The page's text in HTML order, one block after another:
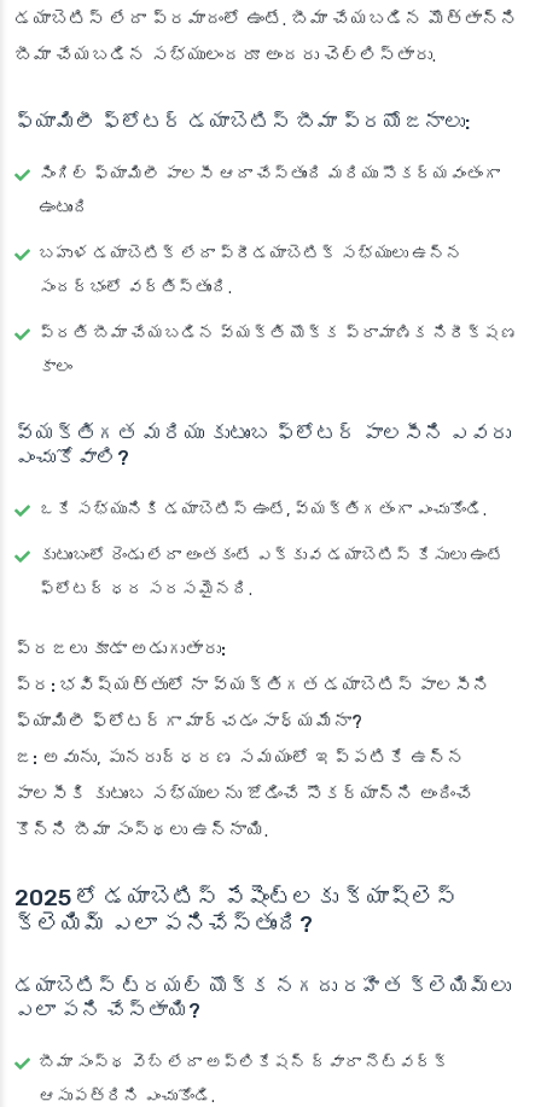
డయాబెటిస్ లేదా ప్రమాదంలో ఉంటే. బీమా చేయబడిన మొత్తాన్ని
బీమా చేయబడిన సభ్యులందరూ అందరు చెల్లిస్తారు.
ఫ్యామిలీ ఫ్లోటర్ డయాబెటిస్ బీమా ప్రయోజనాలు:
సింగిల్ ఫ్యామిలీ పాలసీ ఆదా చేస్తుంది మరియు సౌకర్యవంతంగా
ఉంటుంది
బహుళ డయాబెటిక్ లేదా ప్రీడయాబెటిక్ సభ్యులు ఉన్న
సందర్భంలో వర్తిస్తుంది.
ప్రతి బీమా చేయబడిన వ్యక్తి యొక్క ప్రామాణిక నిరీక్షణ
కాలం
వ్యక్తిగత మరియు కుటుంబ ఫ్లోటర్ పాలసీని ఎవరు
ఎంచుకోవాలి?
ఒకే సభ్యునికి డయాబెటిస్ ఉంటే, వ్యక్తిగతంగా ఎంచుకోండి.
కుటుంబంలో రెండు లేదా అంతకంటే ఎక్కువ డయాబెటిస్ కేసులు ఉంటే
ఫ్లోటర్ ధర సరసమైనది.
ప్రజలు కూడా అడుగుతారు:
ప్ర: భవిష్యత్తులో నా వ్యక్తిగత డయాబెటిస్ పాలసీని
ఫ్యామిలీ ఫ్లోటర్‌గా మార్చడం సాధ్యమేనా?
జ: అవును, పునరుద్ధరణ సమయంలో ఇప్పటికే ఉన్న
పాలసీకి కుటుంబ సభ్యులను జోడించే సౌకర్యాన్ని అందించే
కొన్ని బీమా సంస్థలు ఉన్నాయి.
2025 లో డయాబెటిస్ పేషెంట్లకు క్యాష్‌లెస్
క్లెయిమ్ ఎలా పనిచేస్తుంది?
డయాబెటిస్ ట్రయల్ యొక్క నగదు రహిత క్లెయిమ్‌లు
ఎలా పని చేస్తాయి?
బీమా సంస్థ వెబ్ లేదా అప్లికేషన్ ద్వారా నెట్‌వర్క్
ఆసుపత్రిని ఎంచుకోండి.